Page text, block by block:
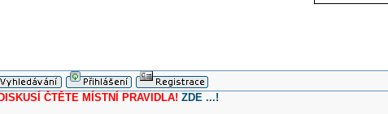
ČTĚTE MÍSTNÍ PRAVIDLA! ZDE ...!